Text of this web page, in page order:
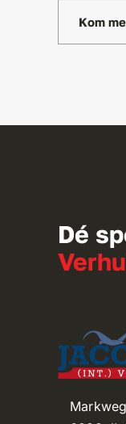
Kom
Dé